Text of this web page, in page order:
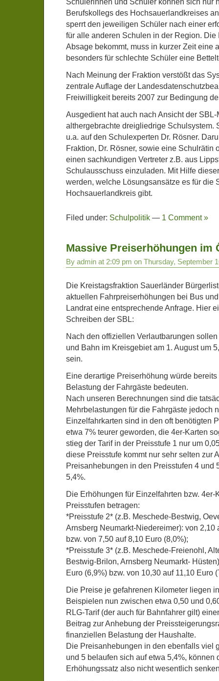
Schülerinnen und Schüler können sich nur
Berufskollegs des Hochsauerlandkreises
sperrt den jeweiligen Schüler nach einer
für alle anderen Schulen in der Region. Die
Absage bekommt, muss in kurzer Zeit eine
besonders für schlechte Schüler eine
Nach Meinung der Fraktion verstößt das
zentrale Auflage der
Freiwilligkeit bereits 2007 zur Bedingung
Ausgedient hat auch nach Ansicht der
althergebrachte dreigliedrige Schulsystem.
u.a. auf den Schulexperten Dr. Rösner.
Fraktion, Dr. Rösner, sowie eine Schulrätin
einen sachkundigen Vertreter z.B. aus
Schulausschuss einzuladen. Mit Hilfe
werden, welche Lösungsansätze es für die
Hochsauerlandkreis gibt.
Filed under: Schulpolitik — 1 Comment »
Massive Preiserhöhungen im
By admin at 2:09 pm on Thursday, September
Die Kreistagsfraktion Sauerländer
aktuellen Fahrpreiserhöhungen bei Bus
Landrat eine entsprechende Anfrage. Hier
Schreiben der SBL:
Nach den offiziellen Verlautbarungen
und Bahn im Kreisgebiet am 1. August um
sein.
Eine derartige Preiserhöhung würde
Belastung der Fahrgäste bedeuten.
Nach unseren Berechnungen sind die
Mehrbelastungen für die Fahrgäste jedoch
Einzelfahrkarten sind in den oft benötigten
etwa 7% teurer geworden, die 4er-Karten
stieg der Tarif in der Preisstufe 1 nur um
diese Preisstufe kommt nur sehr selten zur
Preisanhebungen in den Preisstufen 4 und
5,4%.
Die Erhöhungen für Einzelfahrten bzw. 4er-
Preisstufen betragen:
*Preisstufe 2* (z.B. Meschede-Bestwig,
Arnsberg Neumarkt-Niedereimer): von 2,10
bzw. von 7,50 auf 8,10 Euro (8,0%);
*Preisstufe 3* (z.B. Meschede-Freienohl,
Bestwig-Brilon, Arnsberg Neumarkt-
Euro (6,9%) bzw. von 10,30 auf 11,10 Euro
Die Preise je gefahrenen Kilometer liegen
Beispielen nun zwischen etwa 0,50 und
RLG-Tarif (der auch für Bahnfahrer gilt)
Beitrag zur Anhebung der
finanziellen Belastung der Haushalte.
Die Preisanhebungen in den ebenfalls viel
und 5 belaufen sich auf etwa 5,4%, können
Erhöhungssatz also nicht wesentlich